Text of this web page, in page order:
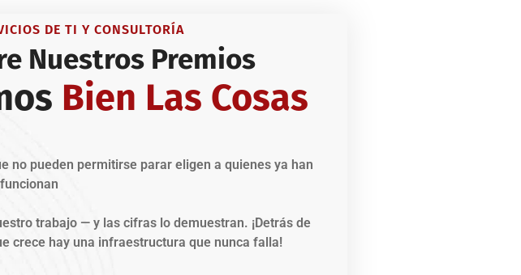
DE TI Y CONSULTORÍA
Nuestros Premios
Bien Las Cosas
no pueden permitirse parar eligen a quienes ya han
trabajo — y las cifras lo demuestran. ¡Detrás de
crece hay una infraestructura que nunca falla!